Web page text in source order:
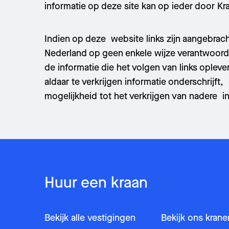
informatie op deze site kan op ieder door
Indien op deze website links zijn
Nederland op geen enkele wijze
de informatie die het volgen van links
aldaar te verkrijgen informatie
mogelijkheid tot het verkrijgen van nadere
Huur een kraan
Bekijk alle vestigingen Bekijk ons